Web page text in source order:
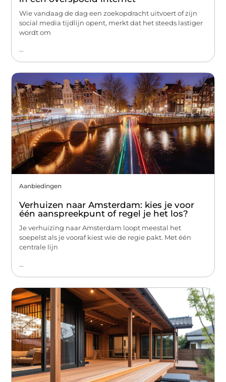
Wie vandaag de dag een zoekopdracht uitvoert of zijn
social media tijdlijn opent, merkt dat het steeds lastiger
wordt om
...
Aanbiedingen
Verhuizen naar Amsterdam: kies je voor
één aanspreekpunt of regel je het los?
Je verhuizing naar Amsterdam loopt meestal het
soepelst als je vooraf kiest wie de regie pakt. Met één
centrale lijn
...